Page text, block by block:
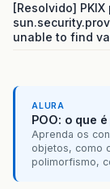
[Resolvido]
unable to find
ALURA
POO: o que
Aprenda os
objetos, como
polimorfismo,